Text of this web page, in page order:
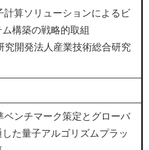
計算ソリューションによるビ
構築の戦略的取組
究開発法人産業技術総合研究
ベンチマーク策定とグローバ
た量子アルゴリズムプラッ